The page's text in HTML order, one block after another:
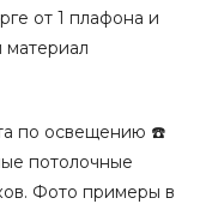
от 1 плафона и
по освещению ☎️
потолочные
Фото примеры в